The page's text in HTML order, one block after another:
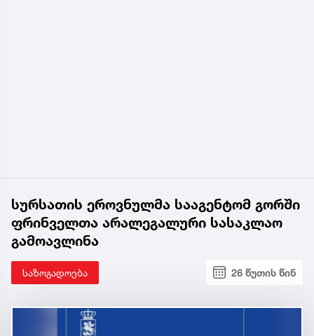
სურსათის ეროვნულმა სააგენტომ გორში
ფრინველთა არალეგალური სასაკლაო
გამოავლინა
საზოგადოება 26 წუთის წინ